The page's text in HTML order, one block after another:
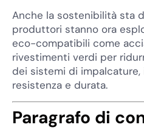
Anche la sostenibilità sta
produttori stanno ora
eco-compatibili come
rivestimenti verdi per
dei sistemi di
resistenza e durata.
Paragrafo di